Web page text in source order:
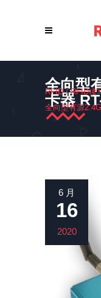
全向型
卡器
RFID/RFID读
全向型有源
6 月
16
2020